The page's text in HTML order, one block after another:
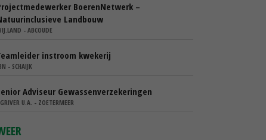
BoerenNetwerk –
Landbouw
- ABCOUDE
instroom kwekerij
- SCHAIJK
Adviseur Gewassenverzekeringen
U.A. - ZOETERMEER